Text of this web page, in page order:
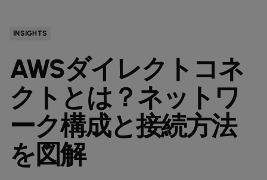
ダークファイバー
スペクトラム
COLT WAVE(専用線)
卸売SIP
globe_book IPトランジット
デジタルエコシステムを、安全でインテリジェントな単一プラットフ
詳しく見る
NETWORK-AS-A-SERVICE
イーサネット
専用インターネットアクセス
map ネットワークマップを見る
デジタル分野の導入事例
実績と成果
ン。
ソリューション
home_work 職場環境を変革する
cable インフラの最適化を実現
encrypted 未来を守る
業種別
ラックコロケーション
ケージコロケーション
接続サービス​
globe_book IP トランジット
イーサネット
COLTのネットワーク​
fingerprint 会社概要
home 事業内容
COLTのネットワーク
接続を確認
newsmode インサイト
auto_stories 顧客事例
ニュースルーム
ドキュメンテーション
docs データシート
INSIGHTS
AWSダイレクトコネ
クトとは？ネットワ
ーク構成と接続方法
を図解